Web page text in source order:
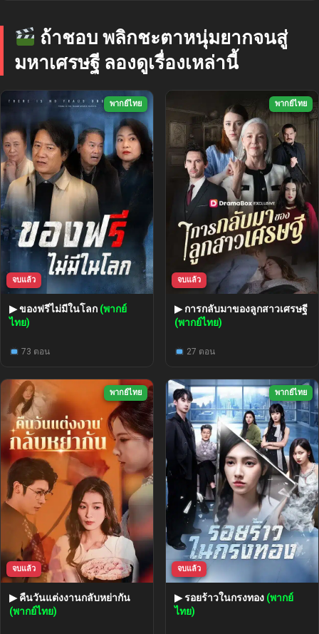
ถ้าชอบ พลิกชะตาหนุ่มยากจนสู่
มหาเศรษฐี ลองดูเรื่องเหล่านี้
พากย์ไทย
จบแล้ว
▶ ของฟรีไม่มีในโลก (พากย์
ไทย)
73 ตอน
พากย์ไทย
จบแล้ว
▶ การกลับมาของลูกสาวเศรษฐี
(พากย์ไทย)
27 ตอน
พากย์ไทย
จบแล้ว
▶ คืนวันแต่งงานกลับหย่ากัน
(พากย์ไทย)
พากย์ไทย
จบแล้ว
▶ รอยร้าวในกรงทอง (พากย์
ไทย)